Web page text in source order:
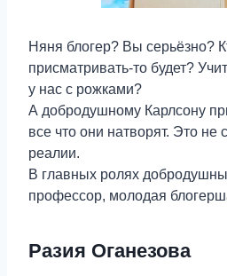
Няня блогер? Вы серьёзно?
присматривать-то будет?
у нас с рожками?
А добродушному Карлсону
все что они натворят. Это не
реалии.
В главных ролях
профессор, молодая
Разия Оганезова